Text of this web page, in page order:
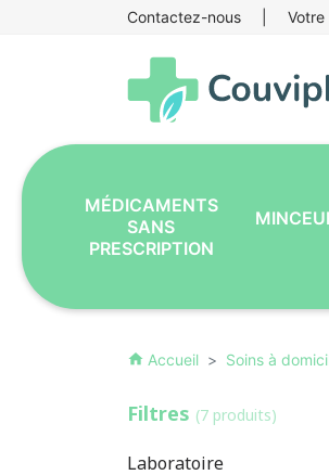
Contactez-nous
MÉDICAMENTS
SANS
PRESCRIPTION
home Accueil Soins à
Filtres (7 produits)
Laboratoire